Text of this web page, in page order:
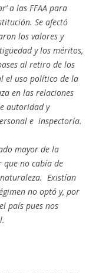
a las FFAA para
Se afectó
los valores y
y los méritos,
al retiro de los
el uso político de la
en las relaciones
autoridad y
e inspectoría.
mayor de la
que no cabía de
Existían
no optó y, por
país pues nos